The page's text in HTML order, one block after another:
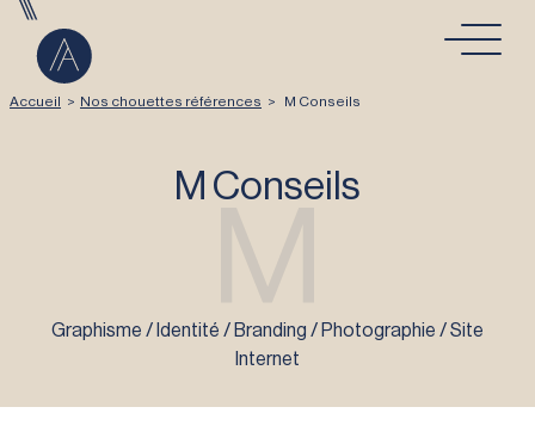
Aller au contenu
Accueil > Nos chouettes références > M Conseils
M Conseils
Graphisme / Identité / Branding / Photographie / Site
Internet